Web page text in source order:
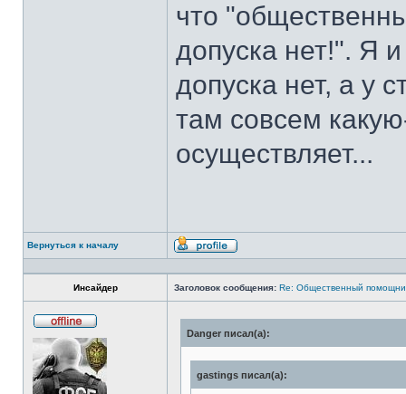
что
допуска нет!". Я
допуска нет, а у
там совсем
осуществляет...
Вернуться к началу
Профиль
Инсайдер Заголовок сообщения: Re: Общественный
в
сети
Danger писал(а):
gastings писал(а):